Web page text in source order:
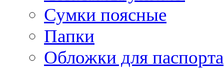
Сумки поясные
Папки
Обложки для паспорта